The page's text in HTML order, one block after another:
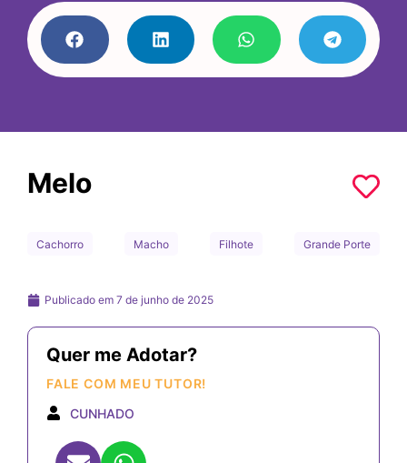
Melo
Cachorro Macho Filhote Grande Porte
Publicado em 7 de junho de 2025
Quer me Adotar?
FALE COM MEU TUTOR!
CUNHADO